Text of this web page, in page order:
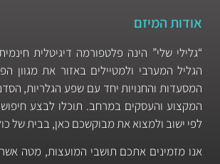
אודות המיזם
“גלילי שלי” הינה פלטפורמה דיגיטלית
הגליל המערבי ולמטיילים באזור את מגוון
המסעדות והחנויות יחד עם שפע הגלריות,
המקצוע והעסקים במרחב. תוכלו לבצע
לפי ישוב ולמצוא את מבוקשכם כאן, בבית של
אנו מזמינים אתכם תושבי המועצות, מטה